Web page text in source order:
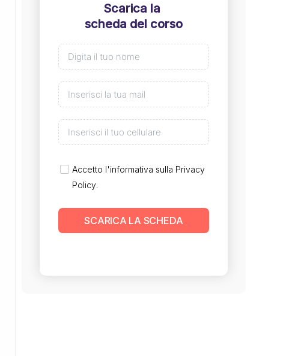
Scarica la
scheda del corso
Accetto l'informativa sulla Privacy
Policy.
SCARICA LA SCHEDA